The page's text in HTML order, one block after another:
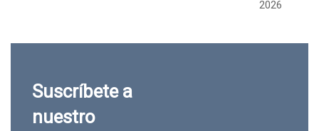
2026
Suscríbete a
nuestro